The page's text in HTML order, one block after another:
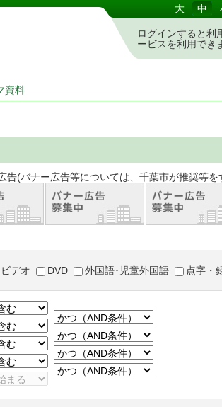
大 中
ログインすると利
ービスを利用でき
資料
は、千葉市が推奨等をするもの
ビデオ DVD 外国語･児童外国語 点字・